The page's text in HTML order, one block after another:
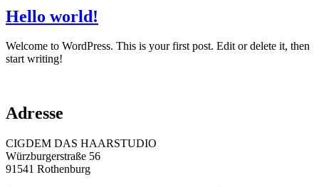
Hello world!
Welcome to WordPress. This is your first post. Edit or delete it, then
start writing!
Adresse
CIGDEM DAS HAARSTUDIO
Würzburgerstraße 56
91541 Rothenburg